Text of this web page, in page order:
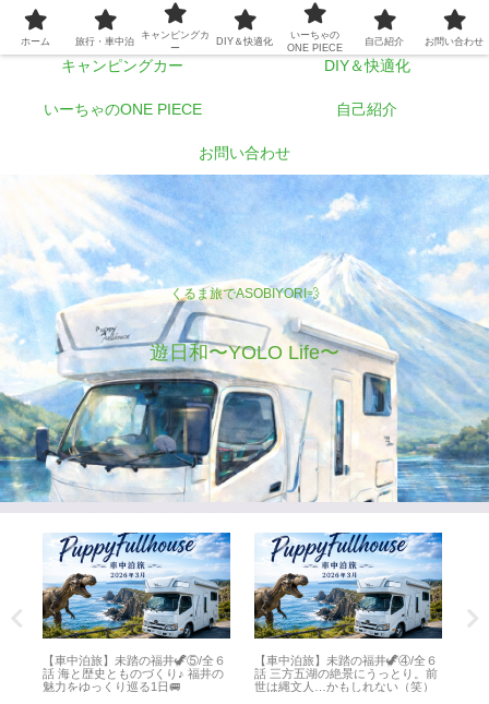
くるま旅でASOBIYORI💨
遊日和〜YOLO Life〜
ホーム 旅行・車中泊
キャンピングカー DIY＆快適化
いーちゃのONE PIECE 自己紹介
お問い合わせ
【車中泊旅】未踏の福井🦖⑤/全６
話 海と歴史とものづくり♪ 福井の
魅力をゆっくり巡る1日🚐
【車中泊旅】未踏の福井🦖④/全６
話 三方五湖の絶景にうっとり。前
世は縄文人…かもしれない（笑）
ホーム 旅行・車中泊
キャンピングカ
ー
DIY＆快適化
いーちゃの
ONE PIECE
自己紹介 お問い合わせ